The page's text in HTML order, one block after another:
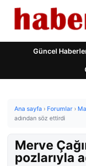
Güncel
Ana sayfa › Forumlar ›
adından söz ettirdi
Merve
pozlarıyla